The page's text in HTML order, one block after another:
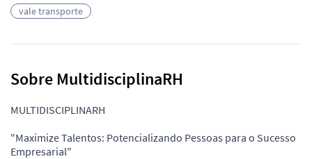
vale transporte
Sobre MultidisciplinaRH
MULTIDISCIPLINARH
"Maximize Talentos: Potencializando Pessoas para o Sucesso
Empresarial"